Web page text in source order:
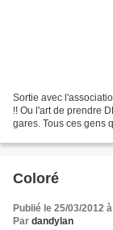
Sortie avec
!! Ou l'art de prendre
gares. Tous ces gens
Coloré
Publié le 25/03/2012
Par dandylan